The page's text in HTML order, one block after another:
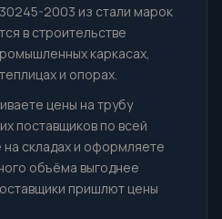
2003 из стали марок
в строительстве
каркасах,
и опорах.
цены на трубу
поставщиков по всей
на складах и оформляете
объёма выгоднее
пришлют цены